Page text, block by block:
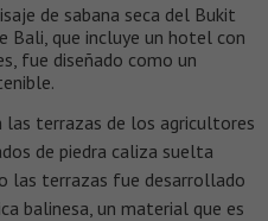
de sabana seca del Bukit
Bali, que incluye un hotel con
fue diseñado como un
las terrazas de los agricultores
de piedra caliza suelta
las terrazas fue desarrollado
balinesa, un material que es